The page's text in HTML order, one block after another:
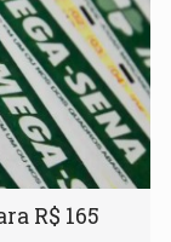
R$ 165